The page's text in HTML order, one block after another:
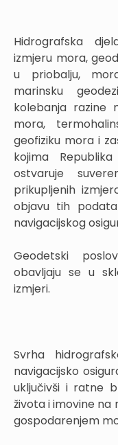
Hidrografska
izmjeru mora,
u priobalju,
marinsku
kolebanja razine
mora,
geofiziku mora i
kojima
ostvaruje
prikupljenih
objavu tih
navigacijskog
Geodetski
obavljaju se u
izmjeri.
Svrha
navigacijsko
uključivši i ratne
života i imovine na
gospodarenjem